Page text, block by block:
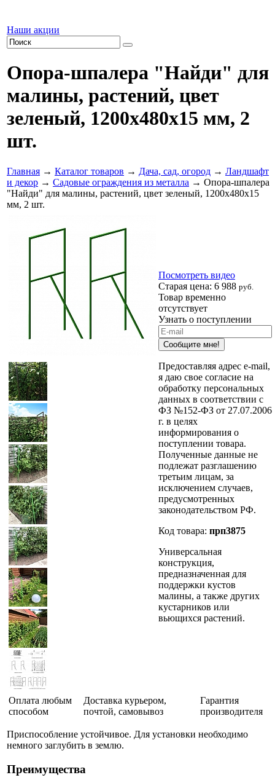
Наши акции
Опора-шпалера "Найди" для
малины, растений, цвет
зеленый, 1200х480х15 мм, 2
шт.
Главная → Каталог товаров → Дача, сад, огород → Ландшафт
и декор → Садовые ограждения из металла → Опора-шпалера
"Найди" для малины, растений, цвет зеленый, 1200х480х15
мм, 2 шт.
Посмотреть видео
Старая цена: 6 988 руб.
Товар временно
отсутствует
Узнать о поступлении
Сообщите мне!
Предоставляя адрес e-mail,
я даю свое согласие на
обработку персональных
данных в соответствии с
ФЗ №152-ФЗ от 27.07.2006
г. в целях
информирования о
поступлении товара.
Полученные данные не
подлежат разглашению
третьим лицам, за
исключением случаев,
предусмотренных
законодательством РФ.
Код товара: прп3875
Универсальная
конструкция,
предназначенная для
поддержки кустов
малины, а также других
кустарников или
вьющихся растений.
Оплата любым
способом
Доставка курьером,
почтой, самовывоз
Гарантия
производителя
Приспособление устойчивое. Для установки необходимо
немного заглубить в землю.
Преимущества